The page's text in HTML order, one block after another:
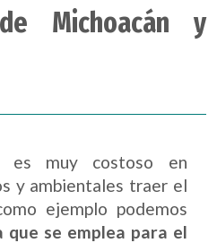
Michoacán y
es muy costoso en
y ambientales traer el
ejemplo podemos
que se emplea para el